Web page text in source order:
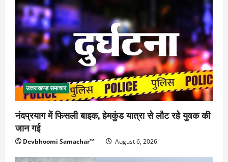
उत्तराखण्ड समाचार
नंदप्रयाग में फिसली बाइक, हेमकुंड यात्रा से लौट रहे युवक की
जान गई
Devbhoomi Samachar™ August 6, 2026